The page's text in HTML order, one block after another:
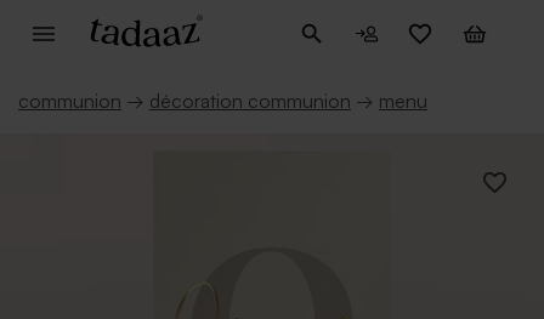
communion → décoration communion → menu